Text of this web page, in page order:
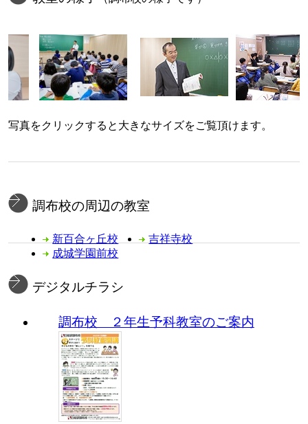
写真をクリックすると大きなサイズをご覧頂けます。
調布校の周辺の教室
新百合ヶ丘校
吉祥寺校
成城学園前校
デジタルチラシ
調布校 ２年生予科教室のご案内